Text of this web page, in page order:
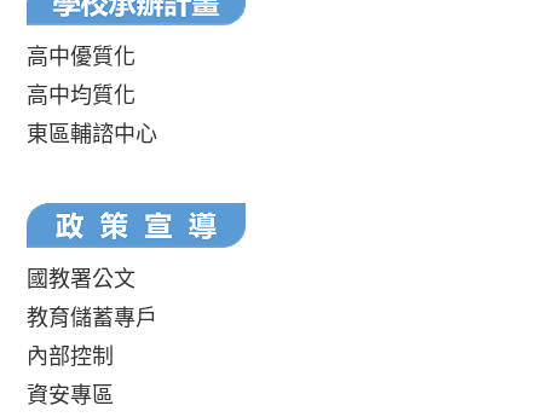
高中優質化
高中均質化
東區輔諮中心
國教署公文
教育儲蓄專戶
內部控制
資安專區